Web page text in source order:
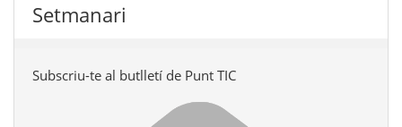
Setmanari
Subscriu-te al butlletí de Punt TIC